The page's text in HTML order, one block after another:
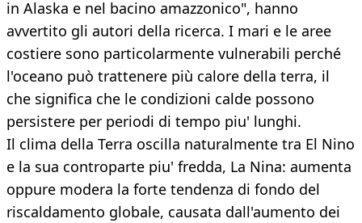
in Alaska e nel bacino amazzonico", hanno
avvertito gli autori della ricerca. I mari e le aree
costiere sono particolarmente vulnerabili perché
l'oceano può trattenere più calore della terra, il
che significa che le condizioni calde possono
persistere per periodi di tempo piu' lunghi.
Il clima della Terra oscilla naturalmente tra El Nino
e la sua controparte piu' fredda, La Nina: aumenta
oppure modera la forte tendenza di fondo del
riscaldamento globale, causata dall'aumento dei